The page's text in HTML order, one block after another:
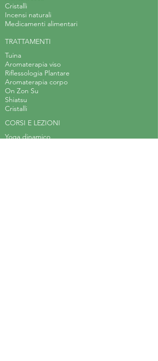
Cristalli
Incensi naturali
Medicamenti alimentari
TRATTAMENTI
Tuina
Aromaterapia viso
Riflessologia Plantare
Aromaterapia corpo
On Zon Su
Shiatsu
Cristalli
CORSI E LEZIONI
Yoga dinamico